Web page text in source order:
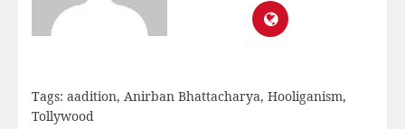
Tags: aadition, Anirban Bhattacharya, Hooliganism,
Tollywood